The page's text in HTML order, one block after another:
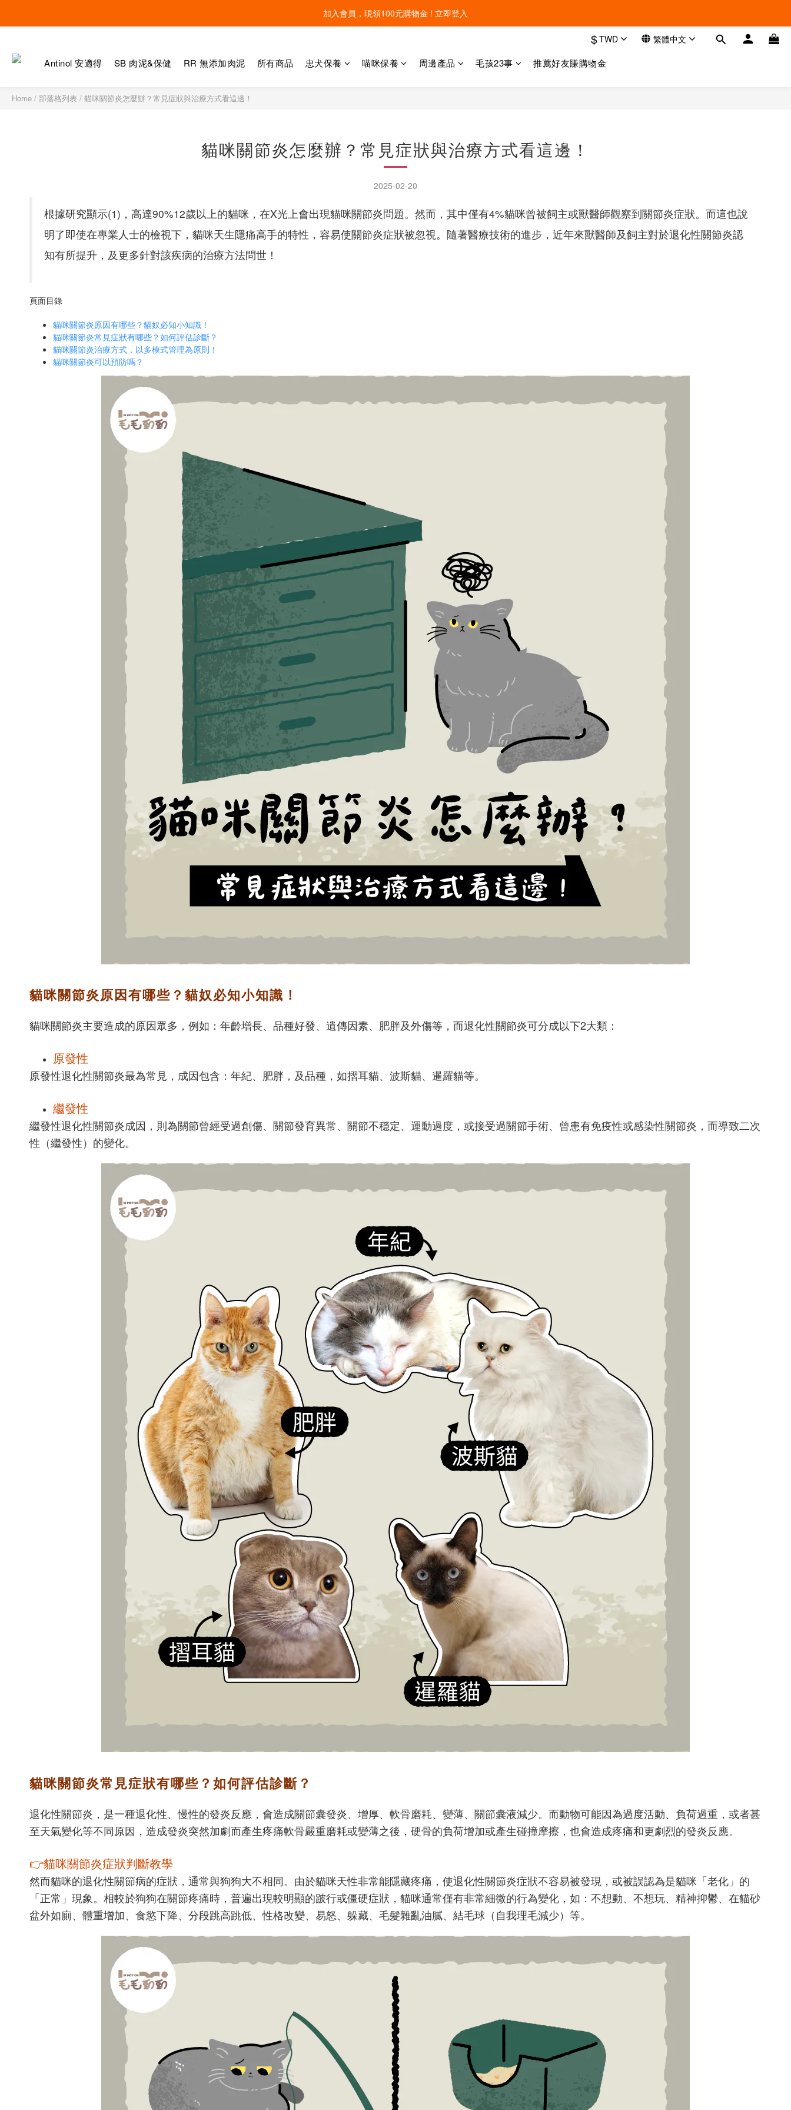
線上寵物展開跑 限時優惠中
加入會員，現領100元購物金 ! 立即登入
$TWD 繁體中文
Antinol 安適得 SB 肉泥&保健 RR 無添加肉泥 所有商品 忠犬保養 喵咪保養 周邊產品 毛孩23事 推薦好友賺購物金
Home / 部落格列表 / 貓咪關節炎怎麼辦？常見症狀與治療方式看這邊！
貓咪關節炎怎麼辦？常見症狀與治療方式看這邊！
2025-02-20
根據研究顯示(1)，高達90%12歲以上的貓咪，在X光上會出現貓咪關節炎問題。然而，其中僅有4%貓咪曾被飼主或獸醫師觀察到關節炎症狀。而這也說
明了即使在專業人士的檢視下，貓咪天生隱痛高手的特性，容易使關節炎症狀被忽視。隨著醫療技術的進步，近年來獸醫師及飼主對於退化性關節炎認
知有所提升，及更多針對該疾病的治療方法問世！
頁面目錄
貓咪關節炎原因有哪些？貓奴必知小知識！
貓咪關節炎常見症狀有哪些？如何評估診斷？
貓咪關節炎治療方式，以多模式管理為原則！
貓咪關節炎可以預防嗎？
貓咪關節炎原因有哪些？貓奴必知小知識！
貓咪關節炎主要造成的原因眾多，例如：年齡增長、品種好發、遺傳因素、肥胖及外傷等，而退化性關節炎可分成以下2大類：
原發性
原發性退化性關節炎最為常見，成因包含：年紀、肥胖，及品種，如摺耳貓、波斯貓、暹羅貓等。
繼發性
繼發性退化性關節炎成因，則為關節曾經受過創傷、關節發育異常、關節不穩定、運動過度，或接受過關節手術、曾患有免疫性或感染性關節炎，而導致二次
性（繼發性）的變化。
貓咪關節炎常見症狀有哪些？如何評估診斷？
退化性關節炎，是一種退化性、慢性的發炎反應，會造成關節囊發炎、增厚、軟骨磨耗、變薄、關節囊液減少。而動物可能因為過度活動、負荷過重，或者甚
至天氣變化等不同原因，造成發炎突然加劇而產生疼痛軟骨嚴重磨耗或變薄之後，硬骨的負荷增加或產生碰撞摩擦，也會造成疼痛和更劇烈的發炎反應。
👉貓咪關節炎症狀判斷教學
然而貓咪的退化性關節病的症狀，通常與狗狗大不相同。由於貓咪天性非常能隱藏疼痛，使退化性關節炎症狀不容易被發現，或被誤認為是貓咪「老化」的
「正常」現象。相較於狗狗在關節疼痛時，普遍出現較明顯的跛行或僵硬症狀，貓咪通常僅有非常細微的行為變化，如：不想動、不想玩、精神抑鬱、在貓砂
盆外如廁、體重增加、食慾下降、分段跳高跳低、性格改變、易怒、躲藏、毛髮雜亂油膩、結毛球（自我理毛減少）等。